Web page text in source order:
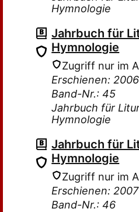
Hymnologie
Jahrbuch für
Hymnologie
Zugriff nur im
Erschienen: 2006
Band-Nr.: 45
Jahrbuch für
Hymnologie
Jahrbuch für
Hymnologie
Zugriff nur im
Erschienen: 2007
Band-Nr.: 46